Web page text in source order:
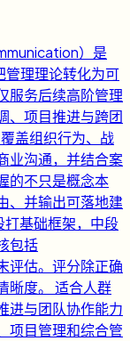
）是
管理理论转化为可
服务后续高阶管理
、项目推进与跨团
盖组织行为、战
业沟通，并结合案
的不只是概念本
、并输出可落地建
打基础框架，中段
包括
评估。评分除正确
晰度。 适合人群
进与团队协作能力
项目管理和综合管